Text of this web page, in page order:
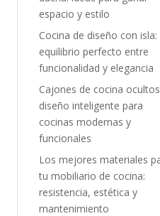
espacio y estilo
Cocina de diseño con isla:
equilibrio perfecto entre
funcionalidad y elegancia
Cajones de cocina
diseño inteligente para
cocinas modernas y
funcionales
Los mejores materiales
tu mobiliario de cocina:
resistencia, estética y
mantenimiento